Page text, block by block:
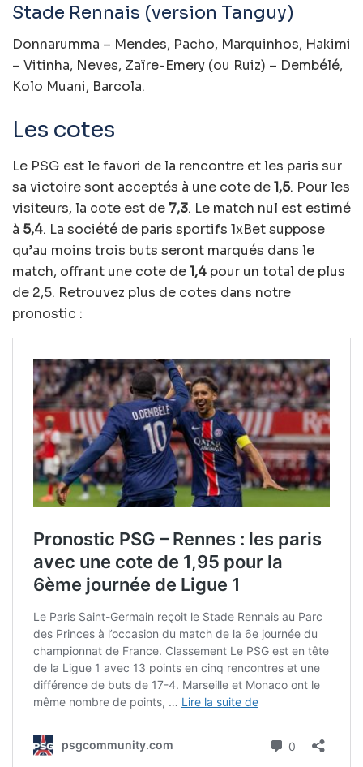
Stade Rennais (version Tanguy)
Donnarumma – Mendes, Pacho, Marquinhos, Hakimi
– Vitinha, Neves, Zaïre-Emery (ou Ruiz) – Dembélé,
Kolo Muani, Barcola.
Les cotes
Le PSG est le favori de la rencontre et les paris sur
sa victoire sont acceptés à une cote de1,5. Pour les
visiteurs, la cote est de 7,3. Le match nul est estimé
à 5,4. La société de paris sportifs 1xBet suppose
qu’au moins trois buts seront marqués dans le
match, offrant une cote de1,4 pour un total de plus
de 2,5. Retrouvez plus de cotes dans notre
pronostic :